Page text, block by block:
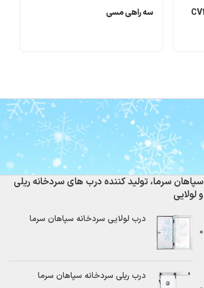
سه راهی مسی
سپاهان سرما، تولید کننده درب های سردخانه ریلی
و لولایی
درب لولایی سردخانه سپاهان سرما
درب ریلی سردخانه سپاهان سرما